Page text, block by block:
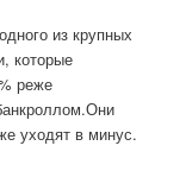
из крупных
которые
реже
уходят в минус.